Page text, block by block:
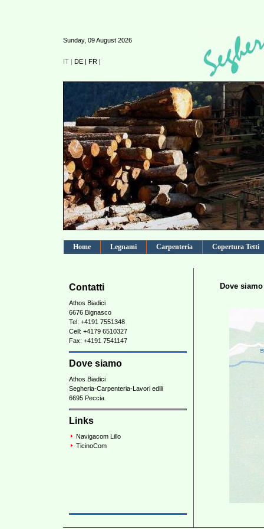
Sunday, 09 August 2026
IT | DE | FR |
Home Legnami Carpenteria Copertura Tetti
Contatti
Athos Biadici
6676 Bignasco
Tel: +4191 7551348
Cell: +4179 6510327
Fax: +4191 7541147
Dove siamo
Athos Biadici
Segheria-Carpenteria-Lavori edili
6695 Peccia
Links
Navigacom Lillo
TicinoCom
Dove siamo